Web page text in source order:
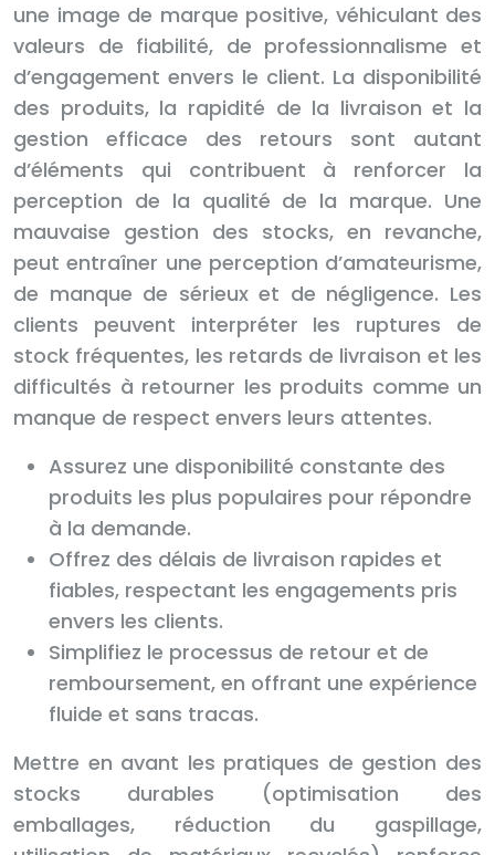
une image de marque positive, véhiculant des
valeurs de fiabilité, de professionnalisme et
d’engagement envers le client. La disponibilité
des produits, la rapidité de la livraison et la
gestion efficace des retours sont autant
d’éléments qui contribuent à renforcer la
perception de la qualité de la marque. Une
mauvaise gestion des stocks, en revanche,
peut entraîner une perception d’amateurisme,
de manque de sérieux et de négligence. Les
clients peuvent interpréter les ruptures de
stock fréquentes, les retards de livraison et les
difficultés à retourner les produits comme un
manque de respect envers leurs attentes.
Assurez une disponibilité constante des
produits les plus populaires pour répondre
à la demande.
Offrez des délais de livraison rapides et
fiables, respectant les engagements pris
envers les clients.
Simplifiez le processus de retour et de
remboursement, en offrant une expérience
fluide et sans tracas.
Mettre en avant les pratiques de gestion des
stocks durables (optimisation des
emballages, réduction du gaspillage,